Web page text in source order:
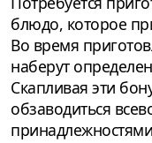
блюдо, которое
Во время
наберут
Скапливая эти
обзаводиться